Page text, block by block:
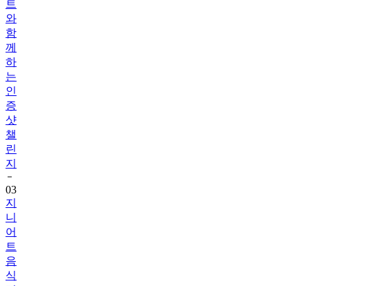
함
께
하
는
인
증
샷
챌
린
지
03
지
니
어
트
음
식
리
뷰